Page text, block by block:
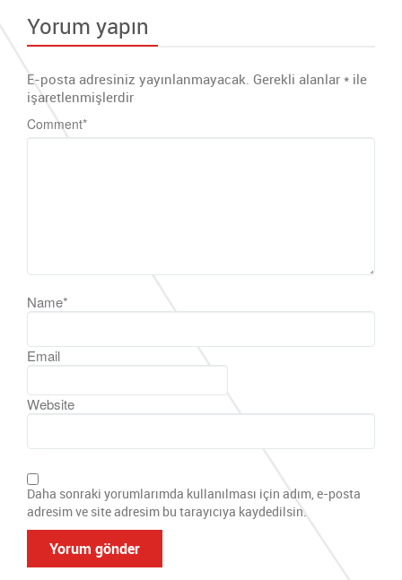
Yorum yapın
E-posta adresiniz yayınlanmayacak. Gerekli alanlar * ile
işaretlenmişlerdir
Comment*
Name*
Email
Website
Daha sonraki yorumlarımda kullanılması için adım, e-posta
adresim ve site adresim bu tarayıcıya kaydedilsin.